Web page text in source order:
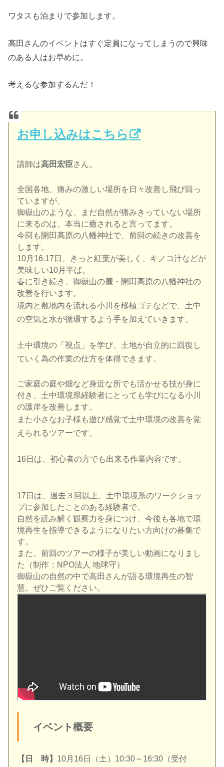
ワタスも泊まりで参加します。
高田さんのイベントはすぐ定員になってしまうので興味
のある人はお早めに。
考えるな参加するんだ！
お申し込みはこちら
講師は高田宏臣さん。
全国各地、痛みの激しい場所を日々改善し飛び回っ
ていますが、
御嶽山のような、まだ自然が痛みきっていない場所
に来るのは、本当に癒されると言ってます。
今回も開田高原の八幡神社で、前回の続きの改善を
します。
10月 16.17 日、きっと紅葉が美しく、 キノコ汁などが
美味しい10月半ば。
春に引き続き、御嶽山の麓・ 開田高原の八幡神社の
改善を行います。
境内と敷地内を流れる小川を移植ゴテなどで、 土中
の空気と水が循環するよう手を加えていきます。
土中環境の「視点」を学び、 土地が自立的に回復し
ていく為の作業の仕方を体得できます。
ご家庭の庭や畑など身近な所でも活かせる技が身に
付き、 土中環境県経験者にとっても学びになる小川
の護岸を改善します。
また小さなお子様も遊び感覚で土中環境の改善を覚
えられるツアーです。
16日は、初心者の方でも出来る作業内容です。
17 日は、過去３回以上、 土中環境系のワークショッ
プに参加したことのある経験者で、
自然を読み解く観察力を身につけ、今後も各地で環
境再生を指導できるようになりたい方向けの募集で
す。
また、前回のツアーの様子が美しい動画になりまし
た（制作： NPO法人 地球守）
御嶽山の自然の中で高田さんが語る環境再生の智
慧。ぜひご覧ください。
イベント概要
【日 時】 10月 16日（土） 10:30～ 16:30 （受付